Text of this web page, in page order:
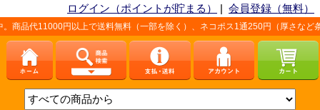
ログイン（ポイントが貯まる） | 会員登録（無料）
上で送料無料（一部を除く）、ネコポス1通250円（厚さなど条件あり）。詳し